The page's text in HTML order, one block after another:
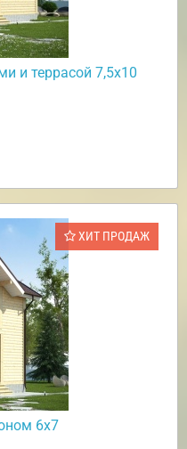
и террасой 7,5х10
ХИТ ПРОДАЖ
6х7